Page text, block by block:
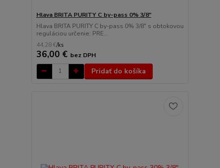
Hlava BRITA PURITY C by-pass 0% 3/8"
Hlava BRITA PURITY C by-pass 0% 3/8" s obtokovou
reguláciou určenie: PRE...
44,28 €/ks
36,00 € bez DPH
Pridať do košíka